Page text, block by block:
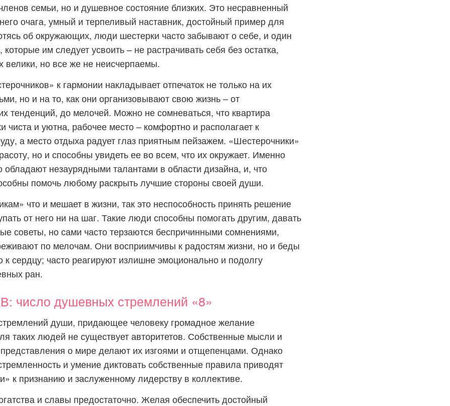
семьи, но и душевное состояние близких. Это несравненный
очага, умный и терпеливый наставник, достойный пример для
об окружающих, люди шестерки часто забывают о себе, и один
им следует усвоить – не растрачивать себя без остатка,
велики, но все же не неисчерпаемы.
к гармонии накладывает отпечаток не только на их
но и на то, как они организовывают свою жизнь – от
тенденций, до мелочей. Можно не сомневаться, что квартира
чиста и уютна, рабочее место – комфортно и располагает к
а место отдыха радует глаз приятным пейзажем. «Шестерочники»
но и способны увидеть ее во всем, что их окружает. Именно
обладают незаурядными талантами в области дизайна, и, что
помочь любому раскрыть лучшие стороны своей души.
что и мешает в жизни, так это неспособность принять решение
от него ни на шаг. Такие люди способны помогать другим, давать
советы, но сами часто терзаются беспричинными сомнениями,
по мелочам. Они восприимчивы к радостям жизни, но и беды
к сердцу; часто реагируют излишне эмоционально и подолгу
ран.
душевных стремлений «8»
души, придающее человеку громадное желание
таких людей не существует авторитетов. Собственные мысли и
о мире делают их изгоями и отщепенцами. Однако
и умение диктовать собственные правила приводят
к признанию и заслуженному лидерству в коллективе.
и славы предостаточно. Желая обеспечить достойный